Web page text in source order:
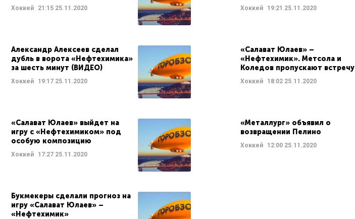
Хоккей 21:15 25.11.2020 Хоккей 19:21 25.11.2020
Александр Алексеев сделал
дубль в ворота «Нефтехимика»
за шесть минут (ВИДЕО)
Хоккей 19:17 25.11.2020
«Салават Юлаев» –
«Нефтехимик». Метсола и
Коледов пропускают встречу
Хоккей 18:0225.11.2020
«Салават Юлаев» выйдет на
игру с «Нефтехимиком» под
особую композицию
Хоккей 17:27 25.11.2020
«Металлург» объявил о
возвращении Пелино
Хоккей 12:0025.11.2020
Букмекеры сделали прогноз на
игру «Салават Юлаев» –
«Нефтехимик»